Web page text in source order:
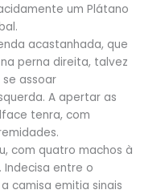
um Plátano
acastanhada, que
perna direita, talvez
assoar
A apertar as
tenra, com
com quatro machos à
Indecisa entre o
camisa emitia sinais